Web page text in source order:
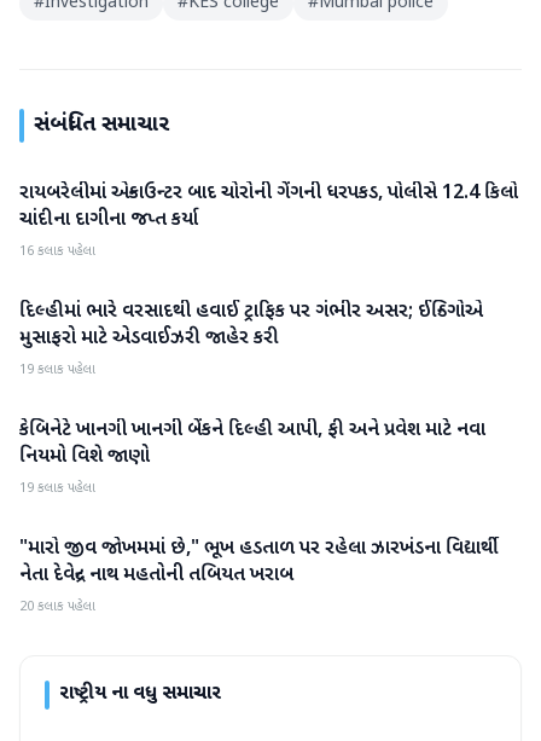
સંબંધિત સમાચાર
રાષ્ટ્રીય
રાયબરેલીમાં એન્કાઉન્ટર બાદ ચોરોની ગેંગની ધરપકડ, પોલીસે 12.4 કિલો
ચાંદીના દાગીના જપ્ત કર્યા
16 કલાક પહેલા
રાષ્ટ્રીય
દિલ્હીમાં ભારે વરસાદથી હવાઈ ટ્રાફિક પર ગંભીર અસર; ઈન્ડિગોએ
મુસાફરો માટે એડવાઈઝરી જાહેર કરી
19 કલાક પહેલા
રાષ્ટ્રીય
કેબિનેટે ખાનગી ખાનગી બેંકને દિલ્હી આપી, ફી અને પ્રવેશ માટે નવા
નિયમો વિશે જાણો
19 કલાક પહેલા
રાષ્ટ્રીય
"મારો જીવ જોખમમાં છે," ભૂખ હડતાળ પર રહેલા ઝારખંડના વિદ્યાર્થી
નેતા દેવેન્દ્ર નાથ મહતોની તબિયત ખરાબ
20 કલાક પહેલા
રાષ્ટ્રીયના વધુ સમાચાર